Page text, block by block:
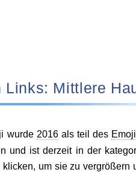
Links: Mittlere
wurde 2016als teil des
und ist derzeit in der
um sie zu vergrößern